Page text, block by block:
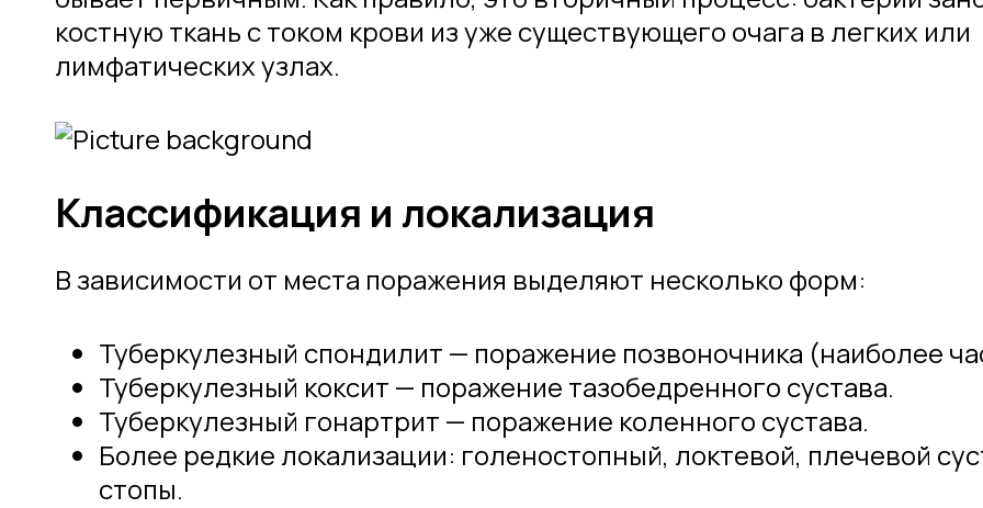
костную ткань с током крови из уже существующего очага в легких или
лимфатических узлах.
Классификация и локализация
В зависимости от места поражения выделяют несколько форм:
Туберкулезный спондилит — поражение позвоночника (наиболее
Туберкулезный коксит — поражение тазобедренного сустава.
Туберкулезный гонартрит — поражение коленного сустава.
Более редкие локализации: голеностопный, локтевой, плечевой
стопы.